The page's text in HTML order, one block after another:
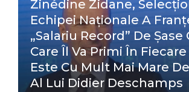
Zinédine Zidane,
Echipei Naționale A
„salariu Record” De Șase
Care Îl Va Primi În
Este Cu Mult Mai Mare
Al Lui Didier Deschamps